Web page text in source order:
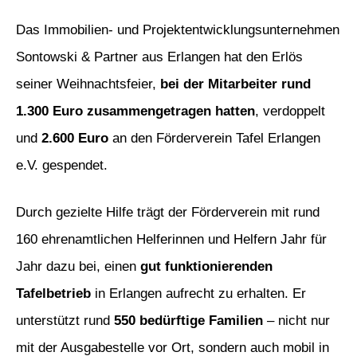
Das Immobilien- und Projektentwicklungsunternehmen
Sontowski & Partner aus Erlangen hat den Erlös
seiner Weihnachtsfeier, bei der Mitarbeiter rund
1.300 Euro zusammengetragen hatten, verdoppelt
und 2.600 Euro an den Förderverein Tafel Erlangen
e.V. gespendet.
Durch gezielte Hilfe trägt der Förderverein mit rund
160 ehrenamtlichen Helferinnen und Helfern Jahr für
Jahr dazu bei, einen gut funktionierenden
Tafelbetrieb in Erlangen aufrecht zu erhalten. Er
unterstützt rund 550 bedürftige Familien – nicht nur
mit der Ausgabestelle vor Ort, sondern auch mobil in